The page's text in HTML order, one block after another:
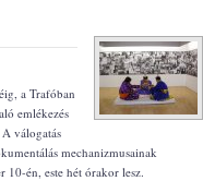
a Trafóban
emlékezés
válogatás
mechanizmusainak
én, este hét órakor lesz.